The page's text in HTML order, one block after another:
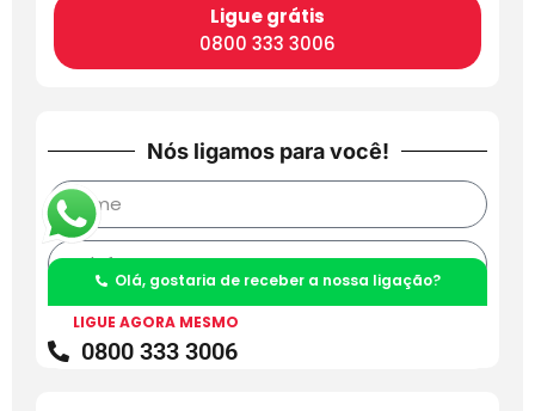
Ligue grátis
0800 333 3006
Nós ligamos para você!
Olá, gostaria de receber a nossa ligação?
LIGUE AGORA MESMO
0800 333 3006